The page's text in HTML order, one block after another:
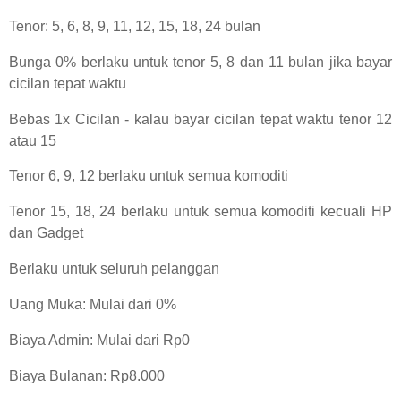
Tenor: 5, 6, 8, 9, 11, 12, 15, 18, 24 bulan
Bunga 0% berlaku untuk tenor 5, 8 dan 11 bulan jika bayar
cicilan tepat waktu
Bebas 1x Cicilan - kalau bayar cicilan tepat waktu tenor 12
atau 15
Tenor 6, 9, 12 berlaku untuk semua komoditi
Tenor 15, 18, 24 berlaku untuk semua komoditi kecuali HP
dan Gadget
Berlaku untuk seluruh pelanggan
Uang Muka: Mulai dari 0%
Biaya Admin: Mulai dari Rp0
Biaya Bulanan: Rp8.000